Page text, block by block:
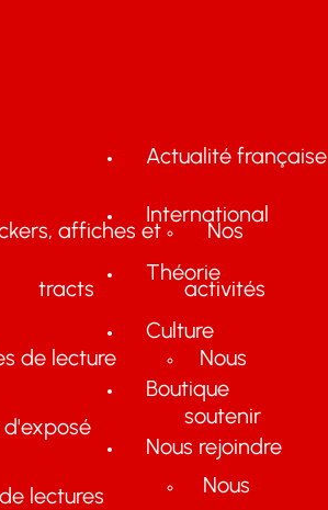
affiches et
tracts
de lecture
d'exposé
lectures
Nos
activités
Nous
soutenir
Nous
Actualité française
International
Théorie
Culture
Boutique
Nous rejoindre